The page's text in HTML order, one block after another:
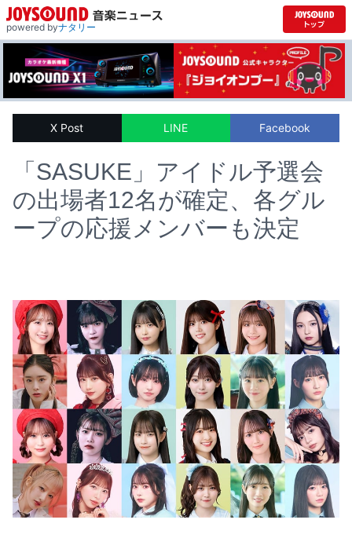
powered byナタリー
X Post LINE Facebook
「SASUKE」アイドル予選会
の出場者12名が確定、各グル
ープの応援メンバーも決定